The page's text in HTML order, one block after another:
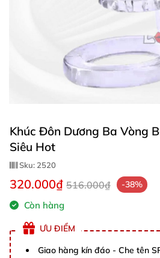
Khúc Đôn Dương Ba Vòng
Siêu Hot
Sku: 2520
320.000₫ 516.000₫ -38%
Còn hàng
ƯU ĐIỂM
Giao hàng kín đáo - Che tên